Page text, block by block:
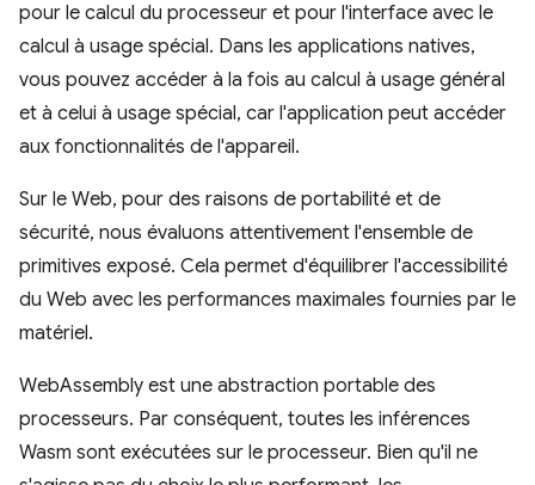
pour le calcul du processeur et pour l'interface avec le
calcul à usage spécial. Dans les applications natives,
vous pouvez accéder à la fois au calcul à usage général
et à celui à usage spécial, car l'application peut accéder
aux fonctionnalités de l'appareil.
Sur le Web, pour des raisons de portabilité et de
sécurité, nous évaluons attentivement l'ensemble de
primitives exposé. Cela permet d'équilibrer l'accessibilité
du Web avec les performances maximales fournies par le
matériel.
WebAssembly est une abstraction portable des
processeurs. Par conséquent, toutes les inférences
Wasm sont exécutées sur le processeur. Bien qu'il ne